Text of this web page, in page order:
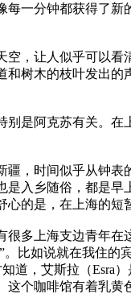
一分钟都获得了
，让人似乎可以
树木的枝叶发出
是阿克苏有关。
，时间似乎从钟
入乡随俗，都是
的是，在上海的
多上海支边青年
比如说就在我住
道，艾斯拉（Esra
个咖啡馆有着乳